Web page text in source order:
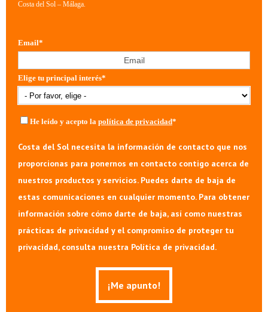
Costa del Sol – Málaga.
Email*
Elige tu principal interés*
He leído y acepto la política de privacidad*
Costa del Sol necesita la información de contacto que nos
proporcionas para ponernos en contacto contigo acerca de
nuestros productos y servicios. Puedes darte de baja de
estas comunicaciones en cualquier momento. Para obtener
información sobre cómo darte de baja, así como nuestras
prácticas de privacidad y el compromiso de proteger tu
privacidad, consulta nuestra Política de privacidad.